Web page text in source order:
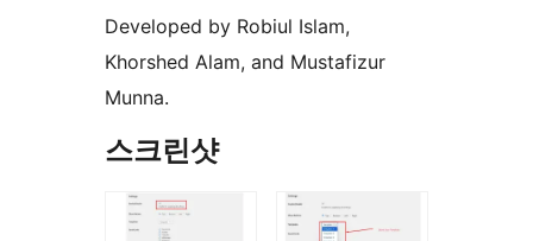
Developed by Robiul Islam,
Khorshed Alam, and Mustafizur
Munna.
스크린샷